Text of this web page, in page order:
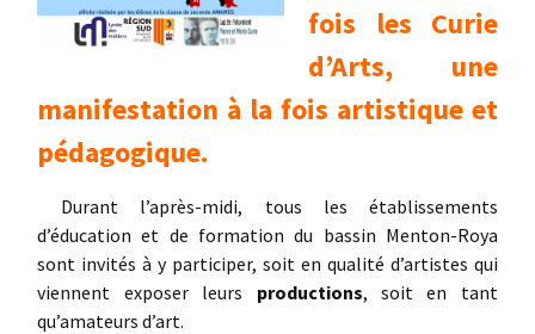
fois les Curie
d’Arts, une
manifestation à la fois artistique et
pédagogique.
Durant l’après-midi, tous les établissements
d’éducation et de formation du bassin Menton-Roya
sont invités à y participer, soit en qualité d’artistes qui
viennent exposer leurs productions, soit en tant
qu’amateurs d’art.